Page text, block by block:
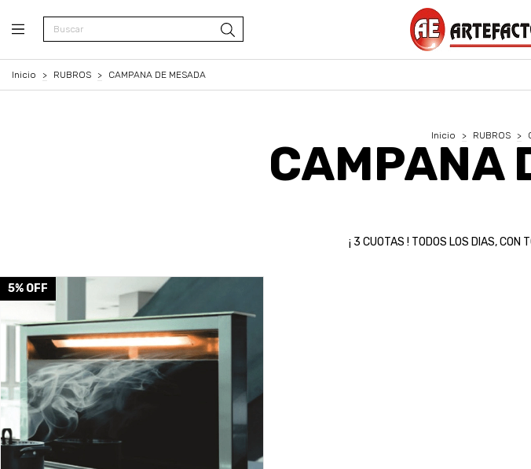
Inicio > RUBROS > CAMPANA DE MESADA
Inicio > RUBROS >
CAMPANA
¡ 3 CUOTAS ! TODOS LOS DIAS, CON
5% OFF